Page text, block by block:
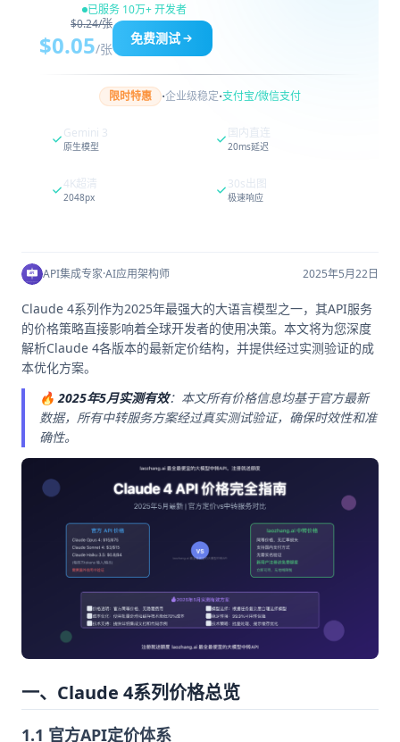
已服务 10万+ 开发者
$0.24/张
$0.05/张
免费测试
限时特惠 ·企业级稳定·支付宝/微信支付
Gemini 3
原生模型
国内直连
20ms延迟
4K超清
2048px
30s出图
极速响应
API集成专家·AI应用架构师 2025年5月22日
Claude 4系列作为2025年最强大的大语言模型之一，其API服务
的价格策略直接影响着全球开发者的使用决策。本文将为您深度
解析Claude 4各版本的最新定价结构，并提供经过实测验证的成
本优化方案。
🔥 2025年5月实测有效：本文所有价格信息均基于官方最新
数据，所有中转服务方案经过真实测试验证，确保时效性和准
确性。
一、Claude 4系列价格总览
1.1 官方API定价体系